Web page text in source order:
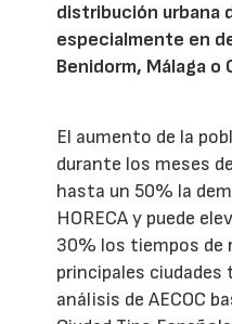
distribución urbana
especialmente en
Benidorm, Málaga o
El aumento de la
durante los meses
hasta un 50% la
HORECA y puede
30% los tiempos de
principales
análisis de AECOC